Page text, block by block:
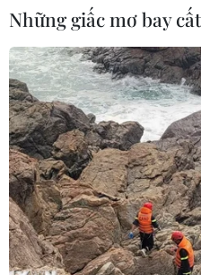
Những giấc mơ bay